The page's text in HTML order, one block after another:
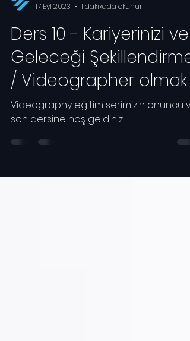
Batuhan Sağlam
1 dakikada okunur
Ders 10 - Kariyerinizi ve
Geleceği Şekillendirme
/ Videographer olmak !
Videography eğitim serimizin onuncu
son dersine hoş geldiniz.